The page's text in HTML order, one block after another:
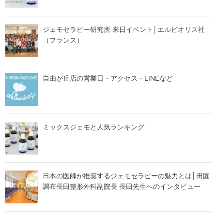
ジェモセラピー研究所 来日イベント│エルビオリス社
（フランス）
自由が丘店の営業日・アクセス・LINEなど
ミックスジェモと人気ランキング
日本の医師が推奨するジェモセラピーの魅力とは│田園
調布長田整形外科副院長 長田先生へのインタビュー